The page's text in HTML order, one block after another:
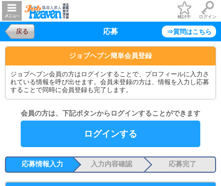
検討中 ログイン
戻る 応募 ⇒質問はこちら
ジョブヘブン簡単会員登録
ジョブヘブン会員の方はログインすることで、プロフィールに入力さ
れている情報を呼び出せます。会員未登録の方は、情報を入力し応募
することで同時に会員登録も完了します。
会員の方は、下記ボタンからログインすることができます
ログインする
応募情報入力 入力内容確認 応募完了